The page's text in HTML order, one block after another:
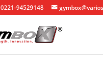
0221-94529148